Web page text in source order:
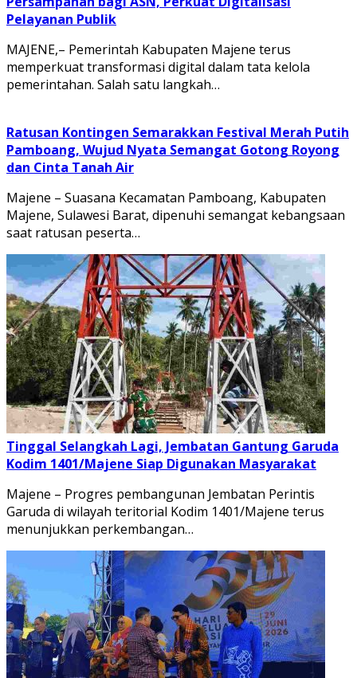
Pelayanan Publik
MAJENE,– Pemerintah Kabupaten Majene terus
memperkuat transformasi digital dalam tata kelola
pemerintahan. Salah satu langkah…
Ratusan Kontingen Semarakkan Festival Merah Putih
Pamboang, Wujud Nyata Semangat Gotong Royong
dan Cinta Tanah Air
Majene – Suasana Kecamatan Pamboang, Kabupaten
Majene, Sulawesi Barat, dipenuhi semangat kebangsaan
saat ratusan peserta…
Tinggal Selangkah Lagi, Jembatan Gantung Garuda
Kodim 1401/Majene Siap Digunakan Masyarakat
Majene – Progres pembangunan Jembatan Perintis
Garuda di wilayah teritorial Kodim 1401/Majene terus
menunjukkan perkembangan…